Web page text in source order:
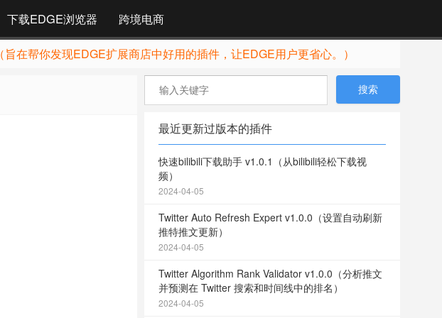
下载EDGE浏览器 跨境电商
（旨在帮你发现EDGE扩展商店中好用的插件，让EDGE用户更省心。）
最近更新过版本的插件
快速bilibili下载助手 v1.0.1（从bilibili轻松下载视
频）
2024-04-05
Twitter Auto Refresh Expert v1.0.0（设置自动刷新
推特推文更新）
2024-04-05
Twitter Algorithm Rank Validator v1.0.0（分析推文
并预测在 Twitter 搜索和时间线中的排名）
2024-04-05